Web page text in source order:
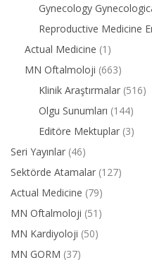
Gynecology
Reproductive Medicine
Actual Medicine (1)
MN Oftalmoloji (663)
Klinik Araştırmalar (516)
Olgu Sunumları (144)
Editöre Mektuplar (3)
Seri Yayınlar (46)
Sektörde Atamalar (127)
Actual Medicine (79)
MN Oftalmoloji (51)
MN Kardiyoloji (50)
MN GORM (37)